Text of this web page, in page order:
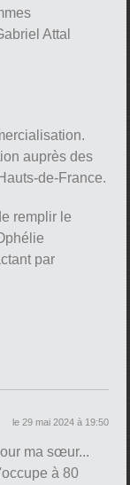
Attal
auprès des
de-France.
remplir le
par
le 29 mai 2024 à 19:50
ma sœur...
à 80